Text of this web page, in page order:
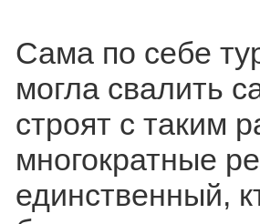
Сама по себе
могла свалить
строят с таким
многократные
единственный,